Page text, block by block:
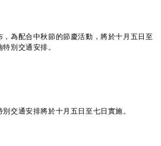
為配合中秋節的節慶活動，將於十月五日至
別交通安排。
通安排將於十月五日至七日實施。